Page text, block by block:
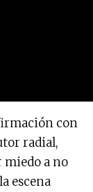
con
radial,
miedo a no
escena